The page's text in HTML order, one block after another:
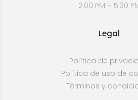
2:00 PM – 5:30
Legal
Política de
Política de uso de
Términos y